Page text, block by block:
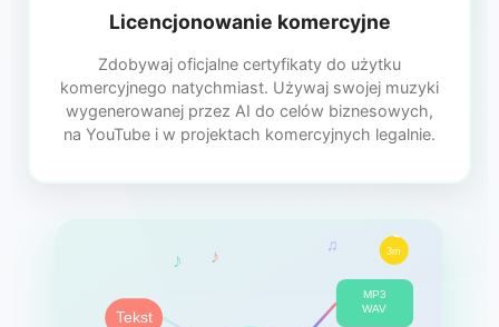
Licencjonowanie komercyjne
Zdobywaj oficjalne certyfikaty do użytku
komercyjnego natychmiast. Używaj swojej muzyki
wygenerowanej przez AI do celów biznesowych,
na YouTube i w projektach komercyjnych legalnie.
Tekst
MP3
WAV
♪ ♫ 3m